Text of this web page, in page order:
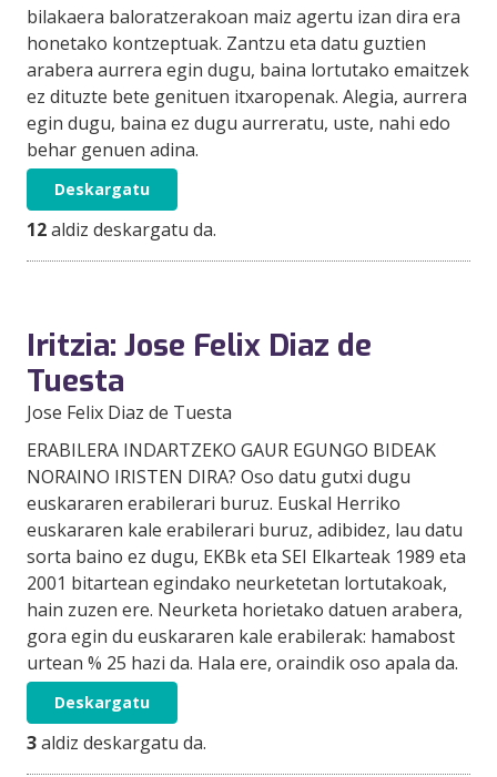
bilakaera baloratzerakoan maiz agertu izan dira era
honetako kontzeptuak. Zantzu eta datu guztien
arabera aurrera egin dugu, baina lortutako emaitzek
ez dituzte bete genituen itxaropenak. Alegia, aurrera
egin dugu, baina ez dugu aurreratu, uste, nahi edo
behar genuen adina.
Deskargatu
12aldiz deskargatu da.
Iritzia: Jose Felix Diaz de
Tuesta
Jose Felix Diaz de Tuesta
ERABILERA INDARTZEKO GAUR EGUNGO BIDEAK
NORAINO IRISTEN DIRA? Oso datu gutxi dugu
euskararen erabilerari buruz. Euskal Herriko
euskararen kale erabilerari buruz, adibidez, lau datu
sorta baino ez dugu, EKBk eta SEI Elkarteak 1989 eta
2001 bitartean egindako neurketetan lortutakoak,
hain zuzen ere. Neurketa horietako datuen arabera,
gora egin du euskararen kale erabilerak: hamabost
urtean % 25 hazi da. Hala ere, oraindik oso apala da.
Deskargatu
3aldiz deskargatu da.